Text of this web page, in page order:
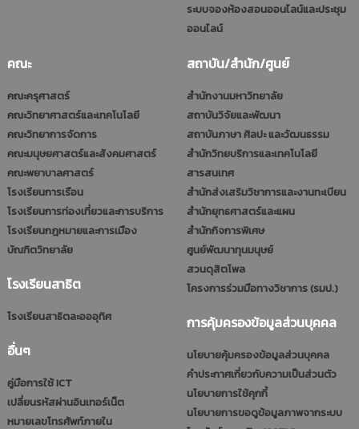
ระบบจองห้องสอนออนไลน์และประชุม
ออนไลน์
คณะ
คณะครุศาสตร์
คณะวิทยาศาสตร์และเทคโนโลยี
คณะวิทยาการจัดการ
คณะมนุษยศาสตร์และสังคมศาสตร์
คณะพยาบาลศาสตร์
โรงเรียนการเรือน
โรงเรียนการท่องเที่ยวและการบริการ
โรงเรียนกฎหมายและการเมือง
บัณฑิตวิทยาลัย
โรงเรียนสาธิต
โรงเรียนสาธิตละอออุทิศ
อื่นๆ
คู่มือการใช้ ICT
เปลี่ยนรหัสผ่านอินเทอร์เน็ต
หมายเลขโทรศัพท์ภายใน
สถาบัน/สำนัก/ศูนย์
สำนักงานมหาวิทยาลัย
สถาบันวิจัยและพัฒนา
สถาบันภาษา ศิลปะ และวัฒนธรรม
สำนักวิทยบริการและเทคโนโลยี
สารสนเทศ
สำนักส่งเสริมวิชาการและงานทะเบียน
สำนักยุทธศาสตร์และแผน
สำนักกิจการพิเศษ
ศูนย์พัฒนาทุนมนุษย์
สวนดุสิตโพล
โครงการร่วมมือทางวิชาการ (รมป.)
การคุ้มครองข้อมูลส่วนบุคคล
นโยบายคุ้มครองข้อมูลส่วนบุคคล
คำประกาศเกี่ยวกับความเป็นส่วนตัว
นโยบายการใช้คุกกี้
นโยบายการขอดูข้อมูลภาพจากระบบ